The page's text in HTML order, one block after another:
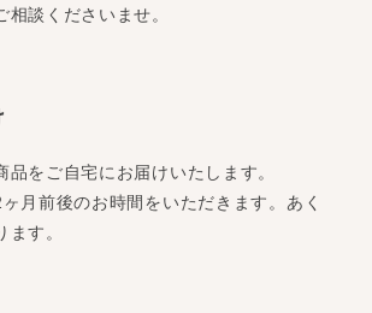
相談くださいませ。
品をご自宅にお届けいたします。
月前後のお時間をいただきます。あく
ます。